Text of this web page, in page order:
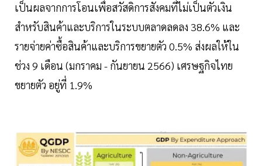
เป็นผลจากการโอนเพื่อสวัสดิการสังคมที่ไม่เป็นตัวเงิน
สำหรับสินค้าและบริการในระบบตลาดลดลง 38.6% และ
รายจ่ายค่าซื้อสินค้าและบริการขยายตัว 0.5% ส่งผลให้ใน
ช่วง 9 เดือน (มกราคม - กันยายน 2566) เศรษฐกิจไทย
ขยายตัว อยู่ที่ 1.9%